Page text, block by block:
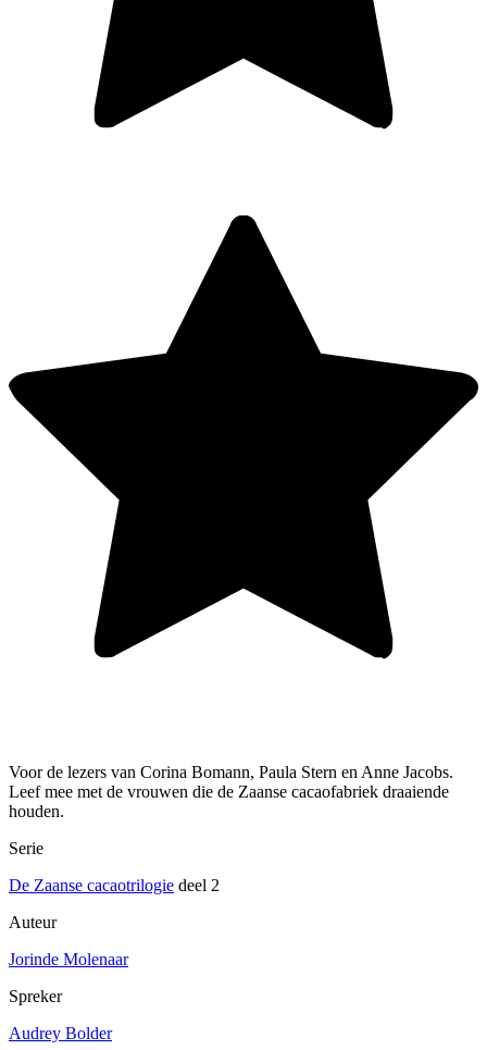
Voor de lezers van Corina Bomann, Paula Stern en Anne Jacobs.
Leef mee met de vrouwen die de Zaanse cacaofabriek draaiende
houden.
Serie
De Zaanse cacaotrilogie deel 2
Auteur
Jorinde Molenaar
Spreker
Audrey Bolder